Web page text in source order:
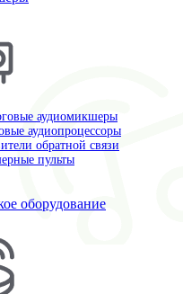
аудиомикшеры
аудиопроцессоры
обратной связи
пульты
оборудование